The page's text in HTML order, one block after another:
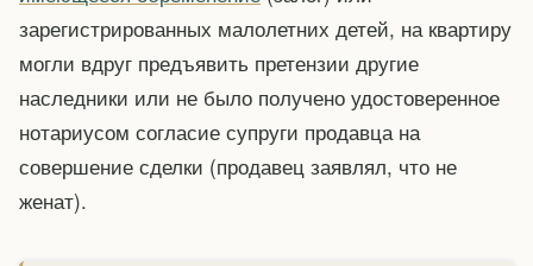
зарегистрированных малолетних детей, на квартиру
могли вдруг предъявить претензии другие
наследники или не было получено удостоверенное
нотариусом согласие супруги продавца на
совершение сделки (продавец заявлял, что не
женат).